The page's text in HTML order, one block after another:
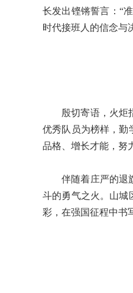
长发出铿锵誓言：“
时代接班人的信念与
殷切寄语，火炬
优秀队员为榜样，勤
品格、增长才能，努
伴随着庄严的退
斗的勇气之火。山城
彩，在强国征程中书